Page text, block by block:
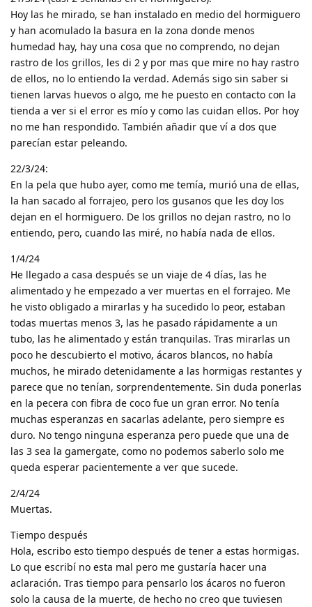
Hoy las he mirado, se han instalado en medio del hormiguero
y han acomulado la basura en la zona donde menos
humedad hay, hay una cosa que no comprendo, no dejan
rastro de los grillos, les di 2 y por mas que mire no hay rastro
de ellos, no lo entiendo la verdad. Además sigo sin saber si
tienen larvas huevos o algo, me he puesto en contacto con la
tienda a ver si el error es mío y como las cuidan ellos. Por hoy
no me han respondido. También añadir que ví a dos que
parecían estar peleando.
22/3/24:
En la pela que hubo ayer, como me temía, murió una de ellas,
la han sacado al forrajeo, pero los gusanos que les doy los
dejan en el hormiguero. De los grillos no dejan rastro, no lo
entiendo, pero, cuando las miré, no había nada de ellos.
1/4/24
He llegado a casa después se un viaje de 4 días, las he
alimentado y he empezado a ver muertas en el forrajeo. Me
he visto obligado a mirarlas y ha sucedido lo peor, estaban
todas muertas menos 3, las he pasado rápidamente a un
tubo, las he alimentado y están tranquilas. Tras mirarlas un
poco he descubierto el motivo, ácaros blancos, no había
muchos, he mirado detenidamente a las hormigas restantes y
parece que no tenían, sorprendentemente. Sin duda ponerlas
en la pecera con fibra de coco fue un gran error. No tenía
muchas esperanzas en sacarlas adelante, pero siempre es
duro. No tengo ninguna esperanza pero puede que una de
las 3 sea la gamergate, como no podemos saberlo solo me
queda esperar pacientemente a ver que sucede.
2/4/24
Muertas.
Tiempo después
Hola, escribo esto tiempo después de tener a estas hormigas.
Lo que escribí no esta mal pero me gustaría hacer una
aclaración. Tras tiempo para pensarlo los ácaros no fueron
solo la causa de la muerte, de hecho no creo que tuviesen